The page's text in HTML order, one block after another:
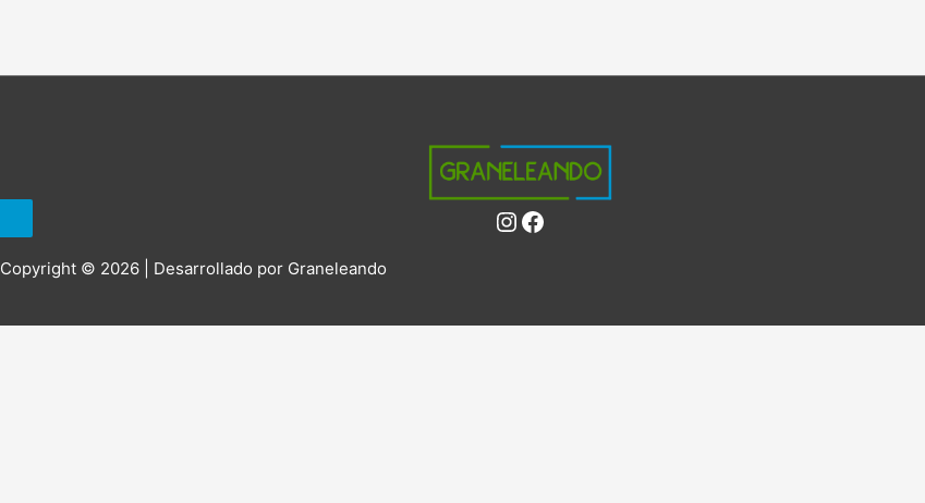
Instagram Facebook
Copyright © 2026 | Desarrollado por Graneleando